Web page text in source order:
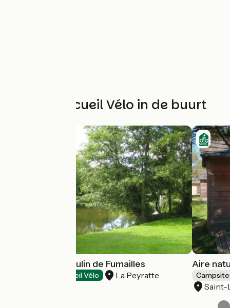
Andere Accueil Vélo in de buurt
Camping du Moulin de Fumailles
Accueil Vélo La Peyratte
Aire
Saint-